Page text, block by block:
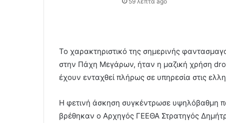
Το χαρακτηριστικό της σημερινής
στην Πάχη Μεγάρων, ήταν η μαζική χρήση
έχουν ενταχθεί πλήρως σε υπηρεσία στις
Η φετινή άσκηση συγκέντρωσε υψηλόβαθμη
βρέθηκαν ο Αρχηγός ΓΕΕΘΑ Στρατηγός